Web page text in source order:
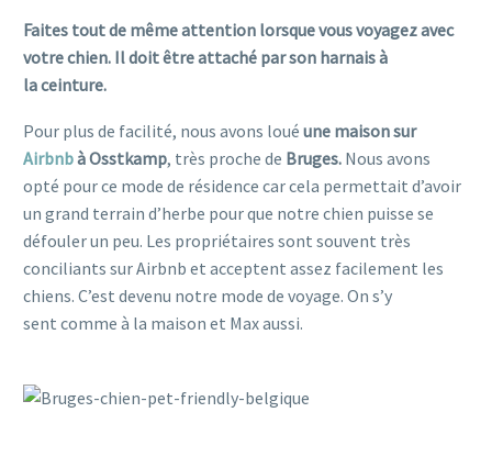
Faites tout de même attention lorsque vous voyagez avec
votre chien. Il doit être attaché par son harnais à
la ceinture.
Pour plus de facilité, nous avons loué une maison sur
Airbnbà Osstkamp, très proche de Bruges. Nous avons
opté pour ce mode de résidence car cela permettait d’avoir
un grand terrain d’herbe pour que notre chien puisse se
défouler un peu. Les propriétaires sont souvent très
conciliants sur Airbnb et acceptent assez facilement les
chiens. C’est devenu notre mode de voyage. On s’y
sent comme à la maison et Max aussi.